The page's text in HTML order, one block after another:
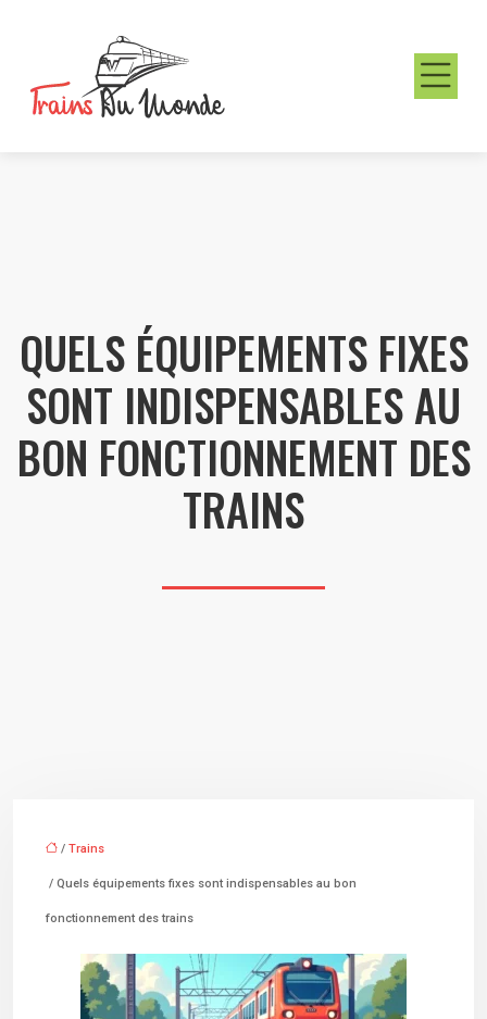
QUELS ÉQUIPEMENTS FIXES
SONT INDISPENSABLES AU
BON FONCTIONNEMENT DES
TRAINS
/ Trains
/ Quels équipements fixes sont indispensables au bon
fonctionnement des trains